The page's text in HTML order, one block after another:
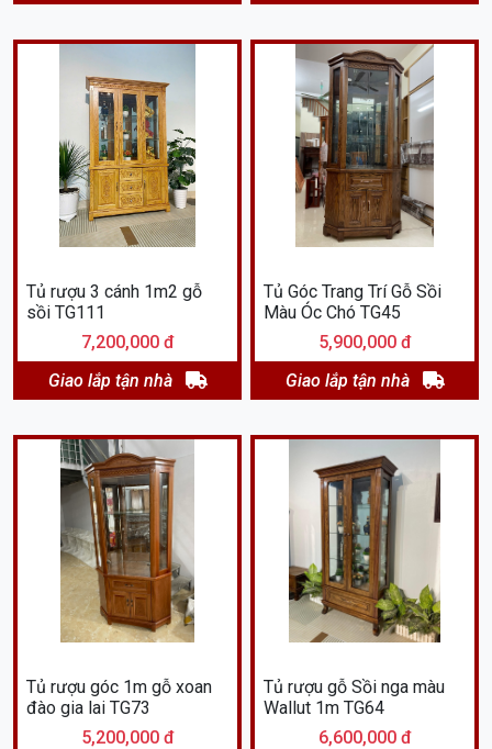
Tủ rượu 3 cánh 1m2 gỗ
sồi TG111
7,200,000 đ
Giao lắp tận nhà
Tủ Góc Trang Trí Gỗ Sồi
Màu Óc Chó TG45
5,900,000 đ
Giao lắp tận nhà
Tủ rượu góc 1m gỗ xoan
đào gia lai TG73
5,200,000 đ
Tủ rượu gỗ Sồi nga màu
Wallut 1m TG64
6,600,000 đ